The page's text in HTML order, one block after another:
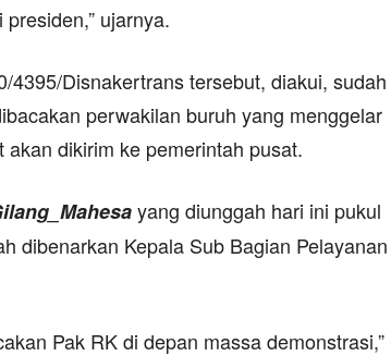
ujarnya.
Disnakertrans tersebut, diakui, sudah
perwakilan buruh yang menggelar
dikirim ke pemerintah pusat.
yang diunggah hari ini pukul
dibenarkan Kepala Sub Bagian Pelayanan
Pak RK di depan massa demonstrasi,”